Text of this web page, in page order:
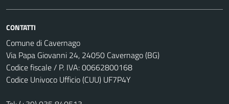
CONTATTI
Comune di Cavernago
Via Papa Giovanni 24, 24050 Cavernago (BG)
Codice fiscale / P. IVA: 00662800168
Codice Univoco Ufficio (CUU) UF7P4Y